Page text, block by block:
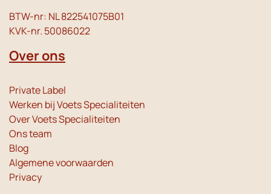
BTW-nr: NL 822541075B01
KVK-nr. 50086022
Over ons
Private Label
Werken bij Voets Specialiteiten
Over Voets Specialiteiten
Ons team
Blog
Algemene voorwaarden
Privacy